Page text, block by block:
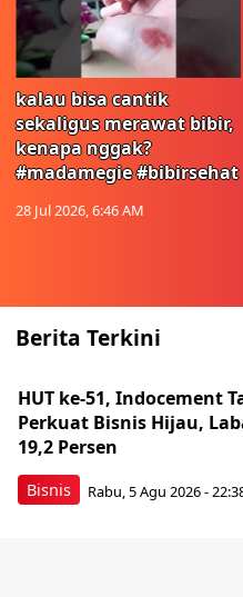
kalau bisa cantik
sekaligus merawat bibir,
kenapa nggak?
#madamegie #bibirsehat
28 Jul 2026, 6:46 AM
Berita Terkini
Bisnis
HUT ke-51, Indocement
Perkuat Bisnis Hijau,
19,2 Persen
Rabu, 5 Agu 2026 -